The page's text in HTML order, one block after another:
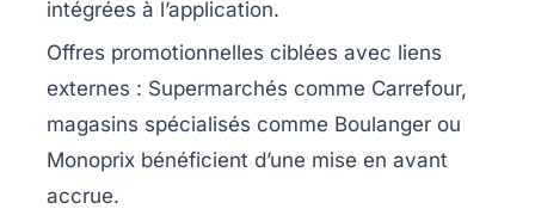
intégrées à l’application.
Offres promotionnelles ciblées avec liens
externes : Supermarchés comme Carrefour,
magasins spécialisés comme Boulanger ou
Monoprix bénéficient d’une mise en avant
accrue.